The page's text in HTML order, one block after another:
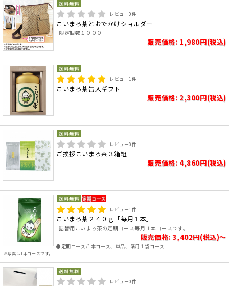
レビュー0件
こいまろ茶とおでかけショルダー
限定個数１０００
販売価格: 1,980円(税込)
レビュー1件
こいまろ茶缶入ギフト
販売価格: 2,300円(税込)
レビュー0件
ご挨拶こいまろ茶３箱組
販売価格: 4,860円(税込)
※写真は1本コースです。
レビュー1件
こいまろ茶２４０ｇ「毎月１本」
詰替用こいまろ茶の定期コース毎月１本コースです。..
販売価格: 3,402円(税込)～
●定期コース/1本コース、単品、隔月１袋コース
レビュー0件